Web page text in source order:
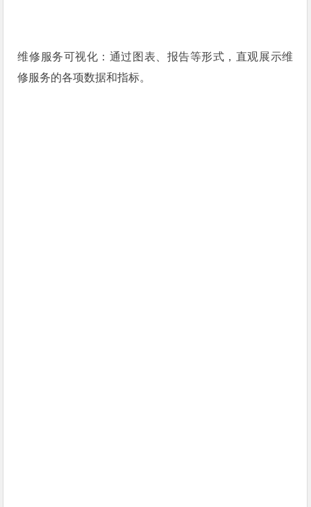
维修服务可视化：通过图表、报告等形式，直观展示维
修服务的各项数据和指标。